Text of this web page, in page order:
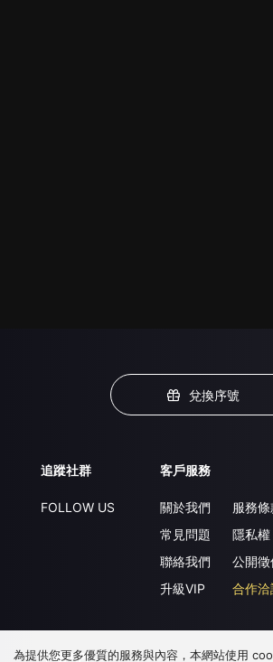
兌換序號
追蹤社群
FOLLOW US
客戶服務
關於我們
常見問題
聯絡我們
升級VIP
服務條
隱私權
公開徵
合作洽
下載 APP
為提供您更多優質的服務與內容，本網站使用